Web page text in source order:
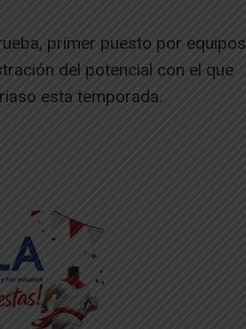
primer puesto por equipos
del potencial con el que
esta temporada.